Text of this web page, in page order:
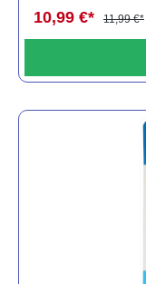
10,99 €* 11,99 €*